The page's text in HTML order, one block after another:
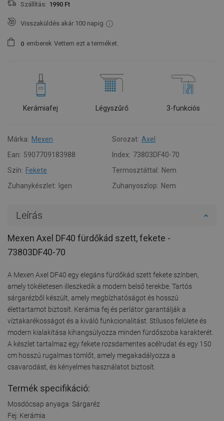
Szállítás: 1990 Ft
Visszaküldés akár 100 napig
0 emberek Vettem ezt a terméket.
Kerámiafej Légyszűrő 3-funkciós
Márka: Mexen Sorozat: Axel
Ean: 5907709183988 Index: 73803DF40-70
Szín: Fekete Termosztáttal: Nem
Zuhanykészlet:
Igen Zuhanyoszlop: Nem
Leírás
Mexen Axel DF40 fürdőkád szett, fekete -
73803DF40-70
A Mexen Axel DF40 egy elegáns fürdőkád szett fekete színben,
amely tökéletesen illeszkedik a modern belső terekbe. Tartós
sárgarézből készült, amely megbízhatóságot és hosszú
élettartamot biztosít. Kerámia fej és perlátor garantálják a
víztakarékosságot és a kiváló funkcionalitást. Stílusos felülete és
modern kialakítása kihangsúlyozza minden fürdőszoba karakterét.
A készlet tartalmaz egy fekete rozsdamentes acélrudat és egy 150
cm hosszú rugalmas tömlőt, amely megakadályozza a
csavarodást, és kényelmes használatot biztosít.
Termék specifikáció:
Mosdócsap anyaga: Sárgaréz
Fej: Kerámia